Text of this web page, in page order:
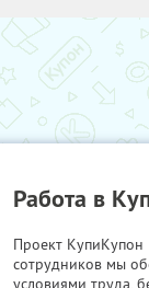
Работа в
Проект КупиКупон
сотрудников мы
условиями труда,